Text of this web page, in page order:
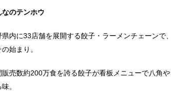
なのテンホウ
県内に33店舗を展開する餃子・ラーメンチェーン
始まり。
販売数約200万食を誇る餃子が看板メニューで八角
。